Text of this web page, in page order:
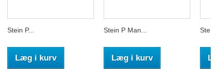
Stein P...
Læg i kurv
Stein P Man...
Læg i kurv
Stein